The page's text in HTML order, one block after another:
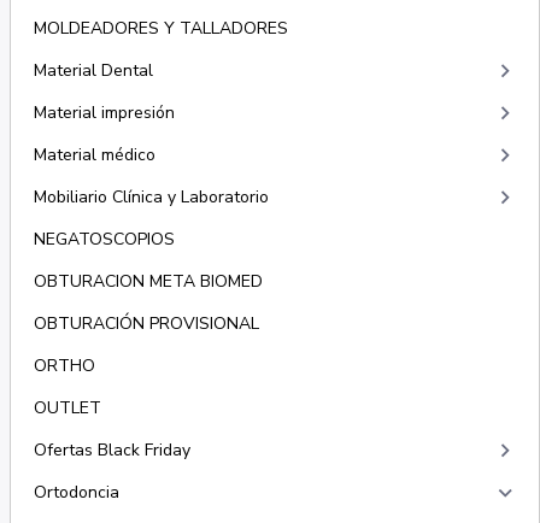
MOLDEADORES Y TALLADORES
Material Dental
keyboard_arrow_right
Material impresión keyboard_arrow_right
Material médico keyboard_arrow_right
Mobiliario Clínica y Laboratorio keyboard_arrow_right
NEGATOSCOPIOS
OBTURACION META BIOMED
OBTURACIÓN PROVISIONAL
ORTHO
OUTLET
Ofertas Black Friday
keyboard_arrow_right
Ortodoncia keyboard_arrow_right